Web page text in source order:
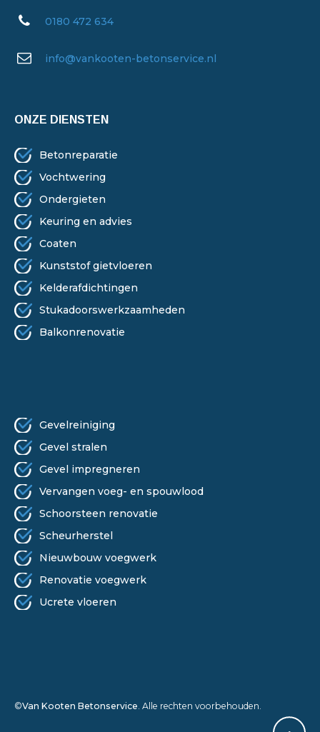
0180 472 634
info@vankooten-betonservice.nl
ONZE DIENSTEN
Betonreparatie
Vochtwering
Ondergieten
Keuring en advies
Coaten
Kunststof gietvloeren
Kelderafdichtingen
Stukadoorswerkzaamheden
Balkonrenovatie
Gevelreiniging
Gevel stralen
Gevel impregneren
Vervangen voeg- en spouwlood
Schoorsteen renovatie
Scheurherstel
Nieuwbouw voegwerk
Renovatie voegwerk
Ucrete vloeren
©Van Kooten Betonservice . Alle rechten voorbehouden.